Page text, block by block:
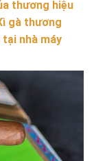
thương hiệu
gà thương
nhà máy